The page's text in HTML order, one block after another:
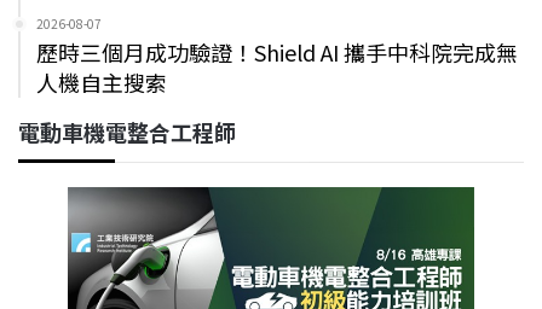
2026-08-07
歷時三個月成功驗證！Shield AI 攜手中科院完成無
人機自主搜索
電動車機電整合工程師